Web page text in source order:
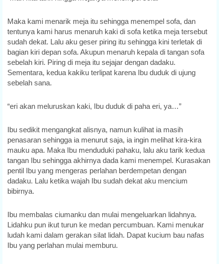
Maka kami menarik meja itu sehingga menempel sofa, dan
tentunya kami harus menaruh kaki di sofa ketika meja tersebut
sudah dekat. Lalu aku geser piring itu sehingga kini terletak di
bagian kiri depan sofa. Akupun menaruh kepala di tangan sofa
sebelah kiri. Piring di meja itu sejajar dengan dadaku.
Sementara, kedua kakiku terlipat karena Ibu duduk di ujung
sebelah sana.
“eri akan meluruskan kaki, Ibu duduk di paha eri, ya…”
Ibu sedikit mengangkat alisnya, namun kulihat ia masih
penasaran sehingga ia menurut saja, ia ingin melihat kira-kira
mauku apa. Maka Ibu menduduki pahaku, lalu aku tarik kedua
tangan Ibu sehingga akhirnya dada kami menempel. Kurasakan
pentil Ibu yang mengeras perlahan berdempetan dengan
dadaku. Lalu ketika wajah Ibu sudah dekat aku mencium
bibirnya.
Ibu membalas ciumanku dan mulai mengeluarkan lidahnya.
Lidahku pun ikut turun ke medan percumbuan. Kami menukar
ludah kami dalam gerakan silat lidah. Dapat kucium bau nafas
Ibu yang perlahan mulai memburu.